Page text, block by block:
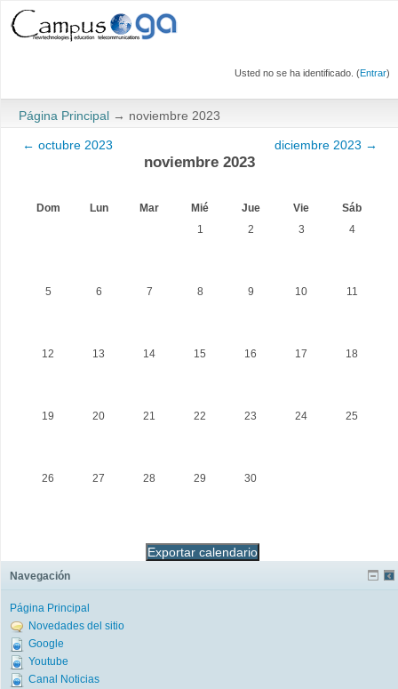
Usted no se ha identificado. (Entrar)
Página Principal → noviembre 2023
← octubre 2023
noviembre 2023
diciembre 2023 →
Dom Lun Mar Mié Jue Vie
Sáb
1
2 3 4
5 6 7 8 9 10 11
12 13 14 15 16 17 18
19 20 21 22 23 24 25
26 27 28 29 30
Navegación
Página Principal
Novedades del sitio
Google
Youtube
Canal Noticias